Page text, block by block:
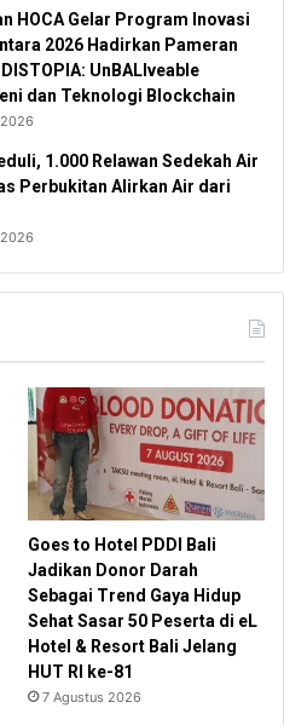
HOCA Gelar Program Inovasi
2026 Hadirkan Pameran
UnBALIveable
dan Teknologi Blockchain
1.000 Relawan Sedekah Air
Perbukitan Alirkan Air dari
Goes to Hotel PDDI Bali
Jadikan Donor Darah
Sebagai Trend Gaya Hidup
Sehat Sasar 50 Peserta di eL
Hotel & Resort Bali Jelang
HUT RI ke-81
7 Agustus 2026